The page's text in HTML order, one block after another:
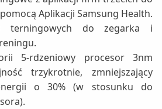
Aplikacji Samsung Health.
terningowych do zegarka i
5-rdzeniowy procesor 3nm
trzykrotnie, zmniejszający
o 30% (w stosunku do